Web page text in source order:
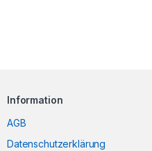
Information
AGB
Datenschutzerklärung